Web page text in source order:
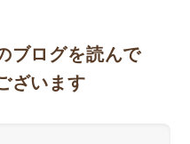
ブログを読んで
ざいます